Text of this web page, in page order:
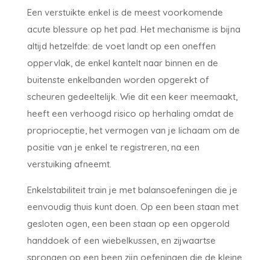
Een verstuikte enkel is de meest voorkomende
acute blessure op het pad. Het mechanisme is bijna
altijd hetzelfde: de voet landt op een oneffen
oppervlak, de enkel kantelt naar binnen en de
buitenste enkelbanden worden opgerekt of
scheuren gedeeltelijk. Wie dit een keer meemaakt,
heeft een verhoogd risico op herhaling omdat de
proprioceptie, het vermogen van je lichaam om de
positie van je enkel te registreren, na een
verstuiking afneemt.
Enkelstabiliteit train je met balansoefeningen die je
eenvoudig thuis kunt doen. Op een been staan met
gesloten ogen, een been staan op een opgerold
handdoek of een wiebelkussen, en zijwaartse
sprongen op een been zijn oefeningen die de kleine